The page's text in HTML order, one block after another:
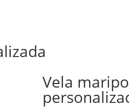
Vela